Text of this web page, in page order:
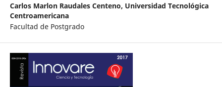
Carlos Marlon Raudales Centeno, Universidad Tecnológica
Centroamericana
Facultad de Postgrado